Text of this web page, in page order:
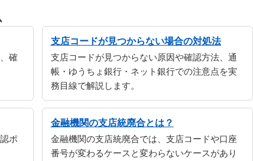
確
支店コードが見つからない場合の対処法
支店コードが見つからない原因や確認方法、通
帳・ゆうちょ銀行・ネット銀行での注意点を実
務目線で解説します。
ポ
金融機関の支店統廃合とは？
金融機関の支店統廃合では、支店コードや口座
番号が変わるケースと変わらないケースがあり